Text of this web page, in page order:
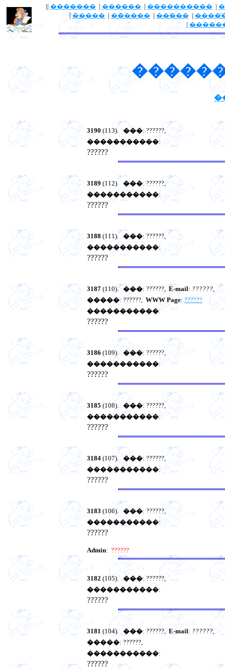
|| ������� | ������ | ���������� |
|����� | ������ | ����� |
|
3190 (113). ���: ??????,
�����������:
??????
3189 (112). ���: ??????,
�����������:
??????
3188 (111). ���: ??????,
�����������:
??????
3187 (110). ���: ??????,E-mail: ??????,
�����: ??????, WWW Page: ??????
�����������:
??????
3186 (109).���: ??????,
�����������:
??????
3185 (108). ���: ??????,
�����������:
??????
3184 (107). ���: ??????,
�����������:
??????
3183 (106). ���: ??????,
�����������:
??????
Admin: ??????
3182 (105).���: ??????,
�����������:
??????
3181 (104). ���: ??????,E-mail: ??????,
�����: ??????,
�����������:
??????